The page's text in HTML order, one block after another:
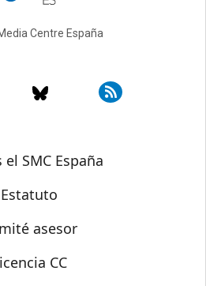
Centre España
el SMC España
Estatuto
asesor
CC